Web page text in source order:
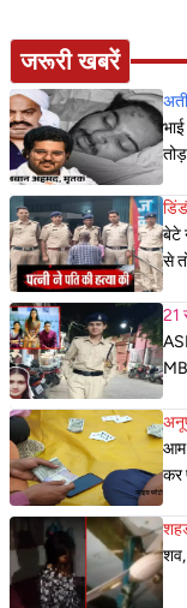
जरूरी खबरें
बेटे
से
21
आम
कर